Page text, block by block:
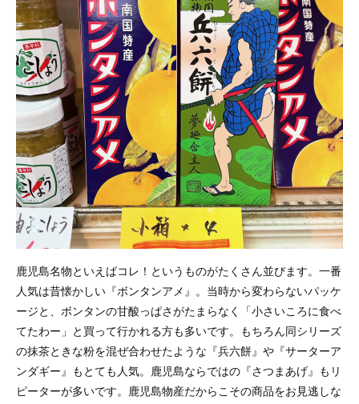
鹿児島名物といえばコレ！というものがたくさん並びます。一番
人気は昔懐かしい『ボンタンアメ』。当時から変わらないパッケ
ージと、ボンタンの甘酸っぱさがたまらなく「小さいころに食べ
てたわー」と買って行かれる方も多いです。もちろん同シリーズ
の抹茶ときな粉を混ぜ合わせたような『兵六餅』や『サーターア
ンダギー』もとても人気。鹿児島ならではの『さつまあげ』もリ
ピーターが多いです。鹿児島物産だからこその商品をお見逃しな